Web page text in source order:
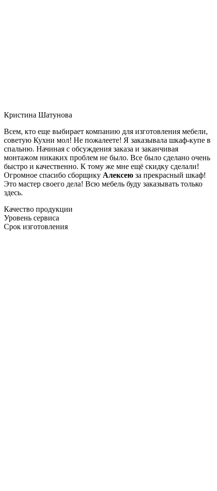
Кристина Шатунова
Всем, кто еще выбирает компанию для изготовления мебели,
советую Кухни мол! Не пожалеете! Я заказывала шкаф-купе в
спальню. Начиная с обсуждения заказа и заканчивая
монтажом никаких проблем не было. Все было сделано очень
быстро и качественно. К тому же мне ещё скидку сделали!
Огромное спасибо сборщику Алексею за прекрасный шкаф!
Это мастер своего дела! Всю мебель буду заказывать только
здесь.
Качество продукции
Уровень сервиса
Срок изготовления